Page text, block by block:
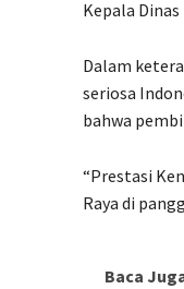
Kepala
Dalam
seriosa
bahwa
“Prestasi
Raya di
Baca